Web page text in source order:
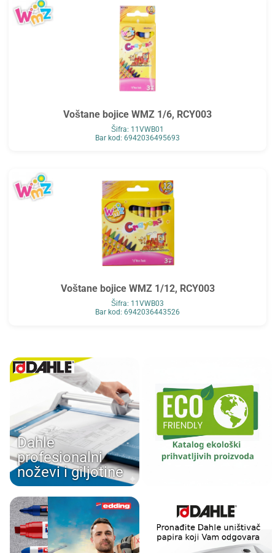
Voštane bojice WMZ 1/6, RCY003
Šifra: 11VWB01
Bar kod: 6942036495693
Voštane bojice WMZ 1/12, RCY003
Šifra: 11VWB03
Bar kod: 6942036443526
Dahle
profesionalni
noževi i giljotine